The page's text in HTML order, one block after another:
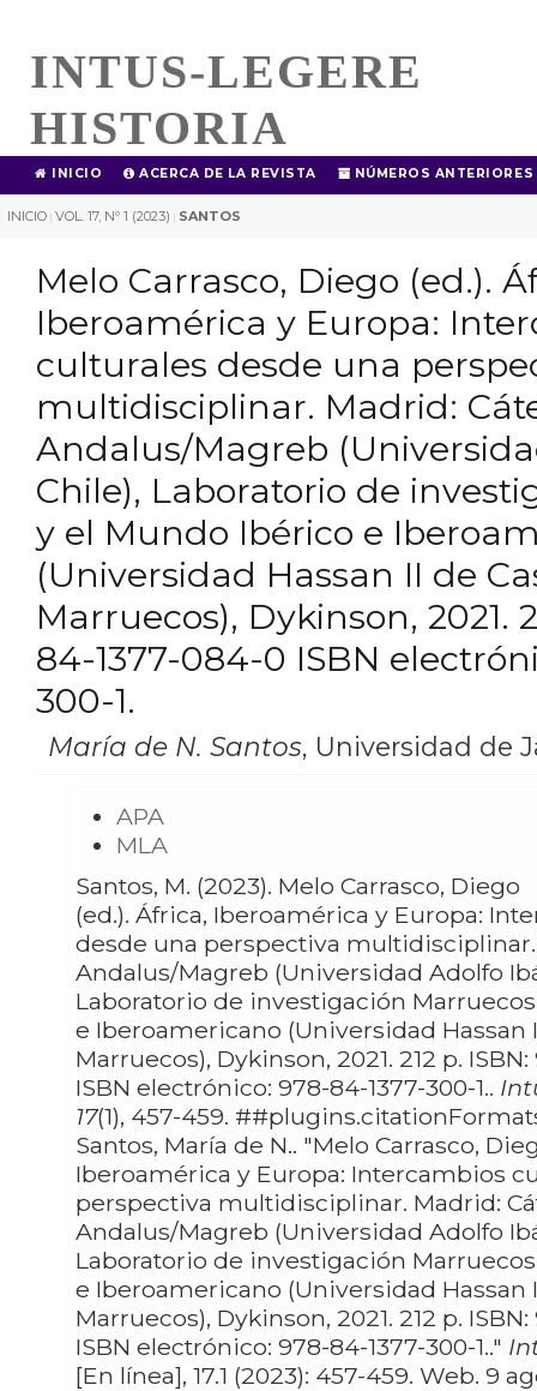
INTUS-LEGERE
HISTORIA
INICIO ACERCA DE LA REVISTA NÚMEROS ANTERIORES
INICIO | VOL. 17, Nº 1 (2023) | SANTOS
Melo Carrasco, Diego (ed.).
Iberoamérica y Europa:
culturales desde una
multidisciplinar. Madrid:
Andalus/Magreb
Chile), Laboratorio de
y el Mundo Ibérico e
(Universidad Hassan II de
Marruecos), Dykinson, 2021.
84-1377-084-0 ISBN
300-1.
María de N. Santos, Universidad de
APA
MLA
Santos, M. (2023). Melo Carrasco, Diego
(ed.). África, Iberoamérica y Europa:
desde una perspectiva multidisciplinar.
Andalus/Magreb (Universidad Adolfo
Laboratorio de investigación
e Iberoamericano (Universidad Hassan
Marruecos), Dykinson, 2021. 212 p.
ISBN electrónico: 978-84-1377-300-1..
17
(1), 457-459.
Santos, María de N.. "Melo Carrasco, Diego (ed.). África,
Iberoamérica y Europa: Intercambios
perspectiva multidisciplinar. Madrid:
Andalus/Magreb (Universidad Adolfo
Laboratorio de investigación
e Iberoamericano (Universidad Hassan
Marruecos), Dykinson, 2021. 212 p.
ISBN electrónico: 978-84-1377-300-1.."
[En línea], 17.1